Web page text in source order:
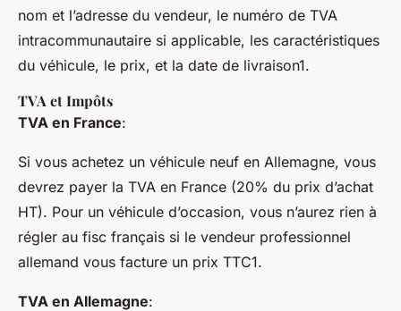
nom et l’adresse du vendeur, le numéro de TVA
intracommunautaire si applicable, les caractéristiques
du véhicule, le prix, et la date de livraison1.
TVA et Impôts
TVA en France:
Si vous achetez un véhicule neuf en Allemagne, vous
devrez payer la TVA en France (20% du prix d’achat
HT). Pour un véhicule d’occasion, vous n’aurez rien à
régler au fisc français si le vendeur professionnel
allemand vous facture un prix TTC1.
TVA en Allemagne: